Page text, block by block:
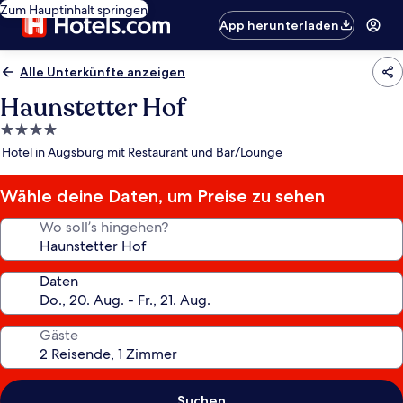
Zum Hauptinhalt springen
App herunterladen
Alle Unterkünfte anzeigen
Haunstetter Hof
4.0-
Sterne-
Hotel in Augsburg mit Restaurant und Bar/Lounge
Wähle deine Daten, um Preise zu sehen
Wo soll’s hingehen?
Daten
Gäste